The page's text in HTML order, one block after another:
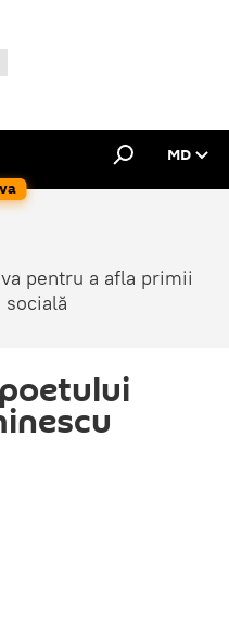
MD
pentru a afla primii